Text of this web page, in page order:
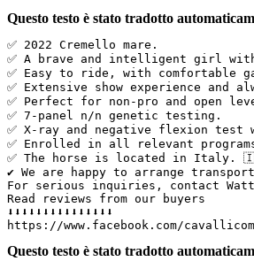
Questo testo è stato tradotto
✅ 2022 Cremello mare.
✅ A brave and intelligent girl
✅ Easy to ride, with comfortable
✅ Extensive show experience and
✅ Perfect for non-pro and open
✅ 7-panel n/n genetic testing.
✅ X-ray and negative flexion
✅ Enrolled in all relevant
✅ The horse is located in
✔️ We are happy to arrange
For serious inquiries, contact
Read reviews from our buyers
⬇️⬇️⬇️⬇️⬇️⬇️⬇️⬇️⬇️⬇️⬇️⬇️⬇️⬇️⬇️
https://www.facebook.com/
Questo testo è stato tradotto